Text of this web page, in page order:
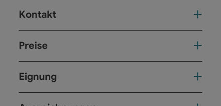
Kontakt
Preise
Eignung